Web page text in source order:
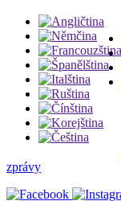
zprávy